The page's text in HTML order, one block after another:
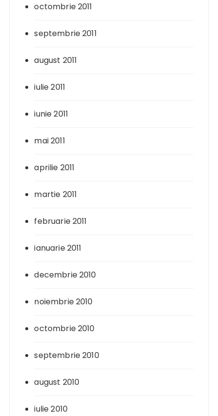
octombrie 2011
septembrie 2011
august 2011
iulie 2011
iunie 2011
mai 2011
aprilie 2011
martie 2011
februarie 2011
ianuarie 2011
decembrie 2010
noiembrie 2010
octombrie 2010
septembrie 2010
august 2010
iulie 2010